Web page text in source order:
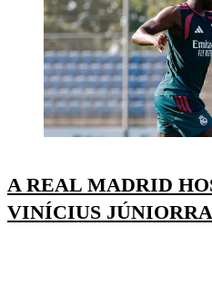
A REAL MADRID
VINÍCIUS